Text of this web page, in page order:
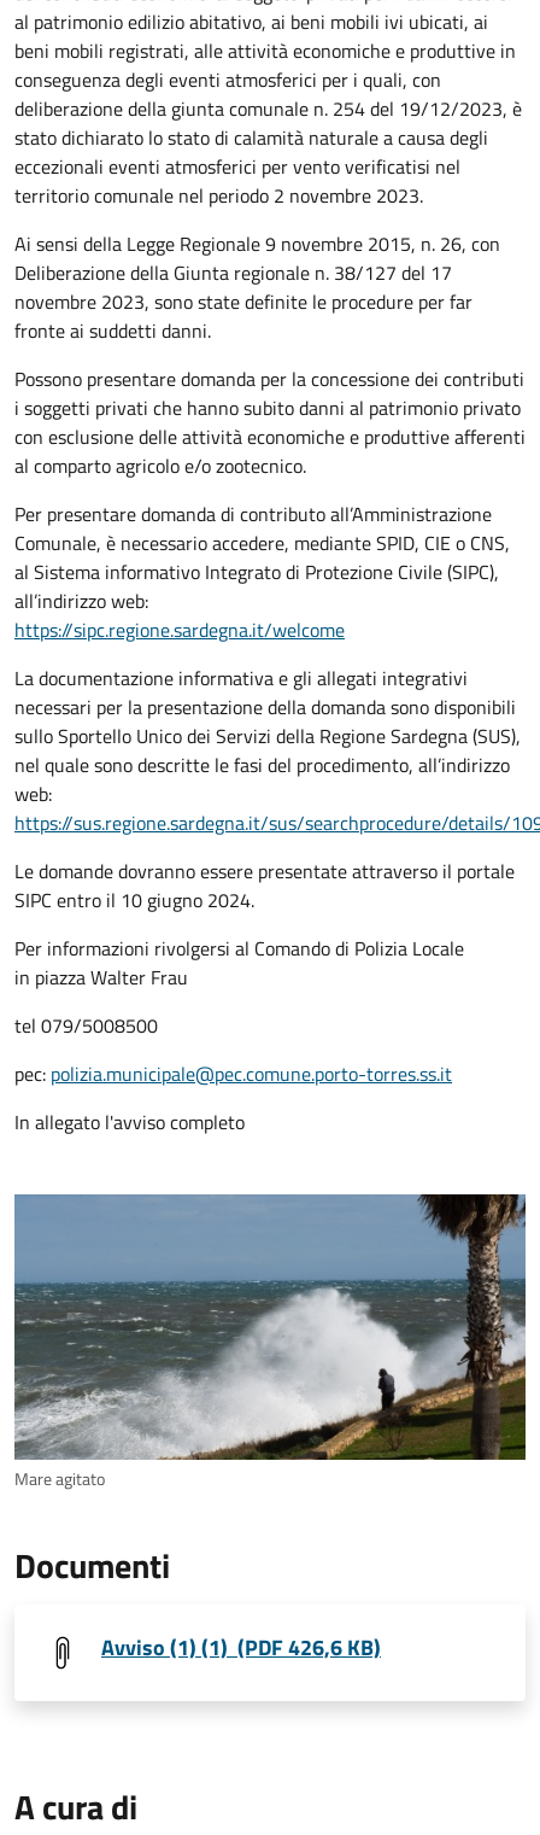
al patrimonio edilizio abitativo, ai beni mobili ivi ubicati, ai
beni mobili registrati, alle attività economiche e produttive in
conseguenza degli eventi atmosferici per i quali, con
deliberazione della giunta comunale n. 254 del 19/12/2023, è
stato dichiarato lo stato di calamità naturale a causa degli
eccezionali eventi atmosferici per vento verificatisi nel
territorio comunale nel periodo 2 novembre 2023.
Ai sensi della Legge Regionale 9 novembre 2015, n. 26, con
Deliberazione della Giunta regionale n. 38/127 del 17
novembre 2023, sono state definite le procedure per far
fronte ai suddetti danni.
Possono presentare domanda per la concessione dei contributi
i soggetti privati che hanno subito danni al patrimonio privato
con esclusione delle attività economiche e produttive afferenti
al comparto agricolo e/o zootecnico.
Per presentare domanda di contributo all’Amministrazione
Comunale, è necessario accedere, mediante SPID, CIE o CNS,
al Sistema informativo Integrato di Protezione Civile (SIPC),
all’indirizzo web:
https://sipc.regione.sardegna.it/welcome
La documentazione informativa e gli allegati integrativi
necessari per la presentazione della domanda sono disponibili
sullo Sportello Unico dei Servizi della Regione Sardegna (SUS),
nel quale sono descritte le fasi del procedimento, all’indirizzo
web:
https://sus.regione.sardegna.it/sus/searchprocedure/details/
Le domande dovranno essere presentate attraverso il portale
SIPC entro il 10 giugno 2024.
Per informazioni rivolgersi al Comando di Polizia Locale
in piazza Walter Frau
tel 079/5008500
pec: polizia.municipale@pec.comune.porto-torres.ss.it
In allegato l'avviso completo
Mare agitato
Documenti
Avviso (1) (1) (PDF 426,6 KB)
A cura di